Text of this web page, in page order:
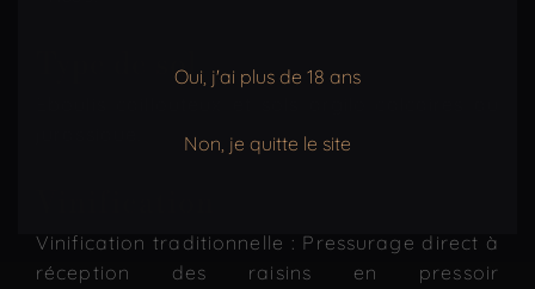
Type de sol
Vinification traditionnelle : Pressurage direct à
réception des raisins en pressoir
Oui, j'ai plus de 18 ans
Non, je quitte le site